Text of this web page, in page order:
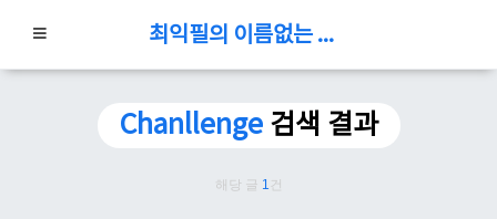
최익필의 이름없는 블로그
Chanllenge 검색 결과
해당 글 1 건